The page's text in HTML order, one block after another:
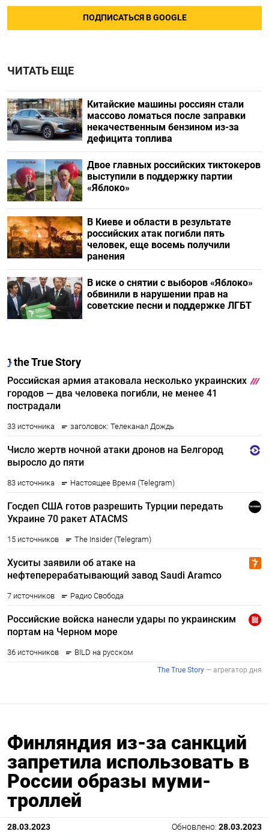
ПОДПИСАТЬСЯ В GOOGLE
ЧИТАТЬ ЕЩЕ
Китайские машины россиян стали
массово ломаться после заправки
некачественным бензином из-за
дефицита топлива
Двое главных российских тиктокеров
выступили в поддержку партии
«Яблоко»
В Киеве и области в результате
российских атак погибли пять
человек, еще восемь получили
ранения
В иске о снятии с выборов «Яблоко»
обвинили в нарушении прав на
советские песни и поддержке ЛГБТ
Финляндия из-за санкций
запретила использовать в
России образы муми-
троллей
28.03.2023 Обновлено: 28.03.2023